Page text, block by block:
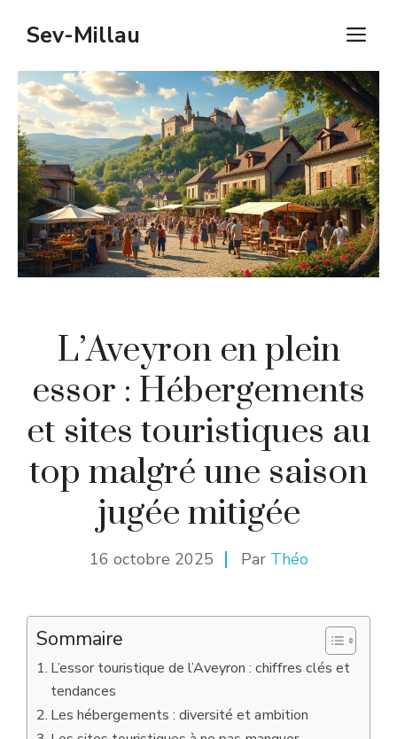
Sev-Millau
L’Aveyron en plein
essor : Hébergements
et sites touristiques au
top malgré une saison
jugée mitigée
16 octobre 2025 Par Théo
Sommaire
L’essor touristique de l’Aveyron : chiffres clés et
tendances
Les hébergements : diversité et ambition